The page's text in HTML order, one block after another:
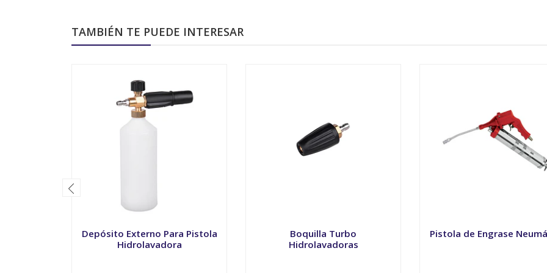
TAMBIÉN TE PUEDE INTERESAR
Depósito Externo Para Pistola
Hidrolavadora
Boquilla Turbo
Hidrolavadoras
Pistola de Engrase